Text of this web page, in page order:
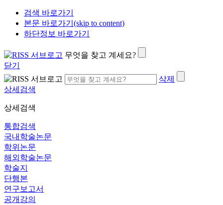
검색 바로가기
본문 바로가기(skip to content)
하단정보 바로가기
무엇을 찾고 계세요?
닫기
삭제
상세검색
상세검색
통합검색
국내학술논문
학위논문
해외학술논문
학술지
단행본
연구보고서
공개강의